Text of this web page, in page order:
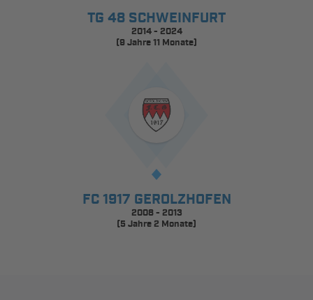
TG 48 SCHWEINFURT
2014 - 2024
(9 Jahre 11 Monate)
FC 1917 GEROLZHOFEN
2008 - 2013
(5 Jahre 2 Monate)